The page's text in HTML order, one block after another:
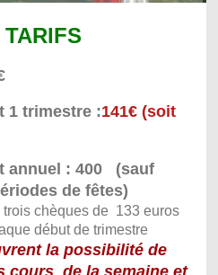
TARIFS
1 trimestre :141€ (soit
annuel : 400 (sauf
de fêtes)
chèques de 133 euros
début de trimestre
la possibilité de